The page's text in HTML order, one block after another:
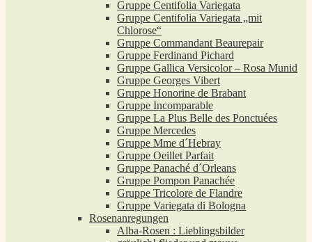
Gruppe Centifolia Variegata
Gruppe Centifolia Variegata „mit
Chlorose“
Gruppe Commandant Beaurepair
Gruppe Ferdinand Pichard
Gruppe Gallica Versicolor – Rosa Munid
Gruppe Georges Vibert
Gruppe Honorine de Brabant
Gruppe Incomparable
Gruppe La Plus Belle des Ponctuées
Gruppe Mercedes
Gruppe Mme d´Hebray
Gruppe Oeillet Parfait
Gruppe Panaché d´Orleans
Gruppe Pompon Panachée
Gruppe Tricolore de Flandre
Gruppe Variegata di Bologna
Rosenanregungen
Alba-Rosen : Lieblingsbilder